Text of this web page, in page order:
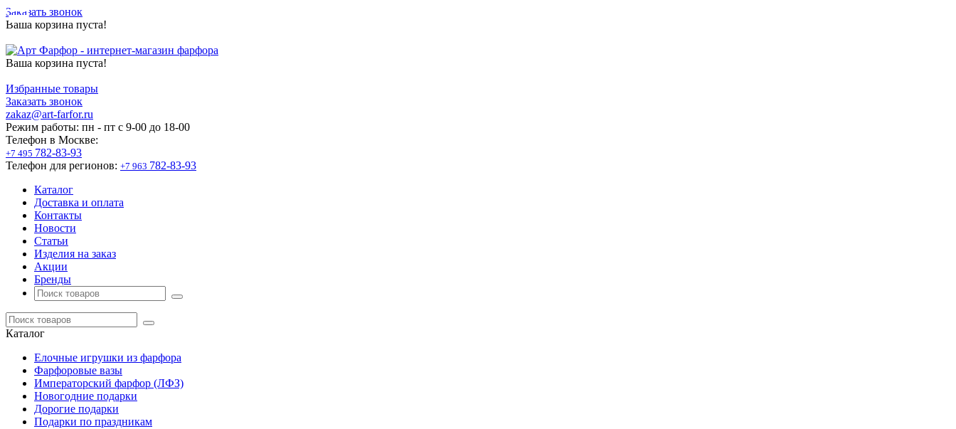
Заказать звонок
Ваша корзина пуста!
Ваша корзина пуста!
Избранные товары
Заказать звонок
zakaz@art-farfor.ru
Режим работы: пн - пт c 9-00 до 18-00
Телефон в Москве:
+7 495 782-83-93
Телефон для регионов: +7 963 782-83-93
Каталог
Доставка и оплата
Контакты
Новости
Статьи
Изделия на заказ
Акции
Бренды
Каталог
Елочные игрушки из фарфора
Фарфоровые вазы
Императорский фарфор (ЛФЗ)
Новогодние подарки
Дорогие подарки
Подарки по праздникам